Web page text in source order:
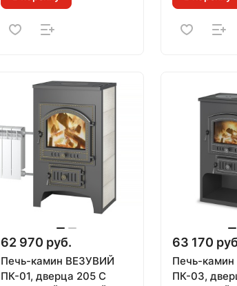
62 970 руб.
Печь-камин ВЕЗУВИЙ
ПК-01, дверца 205 С
63 170
Печь-
ПК-03,